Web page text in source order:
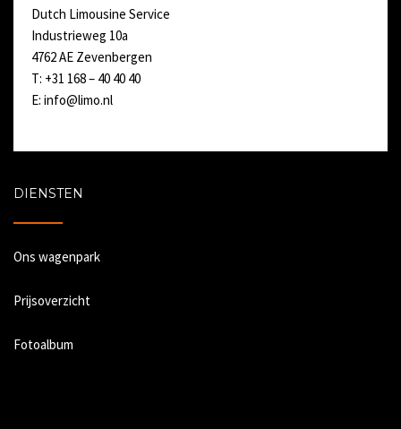
Dutch Limousine Service
Industrieweg 10a
4762 AE Zevenbergen
T: +31 168 – 40 40 40
E: info@limo.nl
DIENSTEN
Ons wagenpark
Prijsoverzicht
Fotoalbum